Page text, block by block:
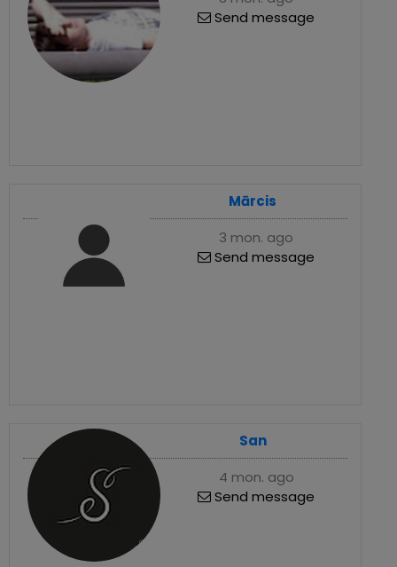
Send message
Mārcis
3 mon. ago
Send message
San
4 mon. ago
Send message